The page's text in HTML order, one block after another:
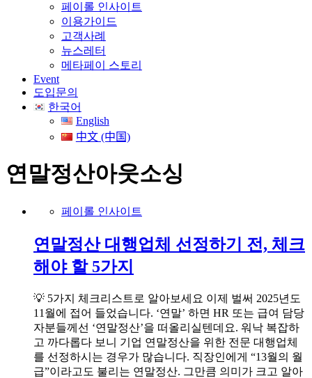
페이롤 인사이트
이용가이드
고객사례
뉴스레터
메타페이 스토리
Event
도입문의
한국어
English
中文 (中国)
연말정산아웃소싱
페이롤 인사이트
연말정산 대행업체 선정하기 전, 체크
해야 할 5가지
💡 5가지 체크리스트로 알아보세요 이제 벌써 2025년도
11월에 접어 들었습니다. ‘연말’ 하면 HR 또는 급여 담당
자분들께선 ‘연말정산’을 떠올리실텐데요. 워낙 복잡하
고 까다롭다 보니 기업 연말정산을 위한 전문 대행업체
를 선정하시는 경우가 많습니다. 직장인에게 “13월의 월
급”이라고도 불리는 연말정산. 그만큼 의미가 크고 알아